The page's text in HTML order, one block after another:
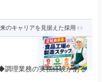
のキャリアを見据えた採用
調理業務の実務経験がある